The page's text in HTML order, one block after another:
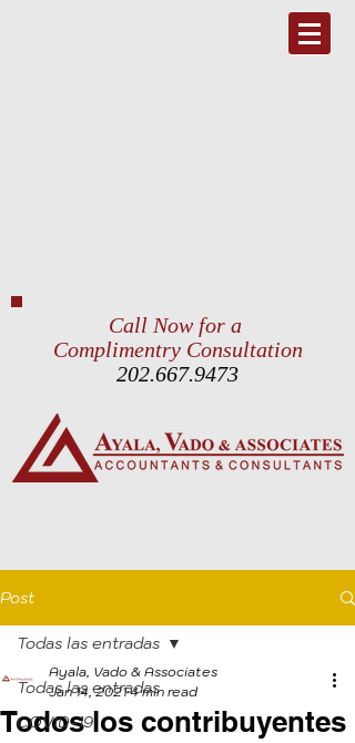
Call Now for a
Complimentry Consultation
202.667.9473
Post
Todas las entradas
COVID-19
Todas las entradas
Todos los contribuyentes
Ayala, Vado & Associates
Jan 14, 2021 4 min read